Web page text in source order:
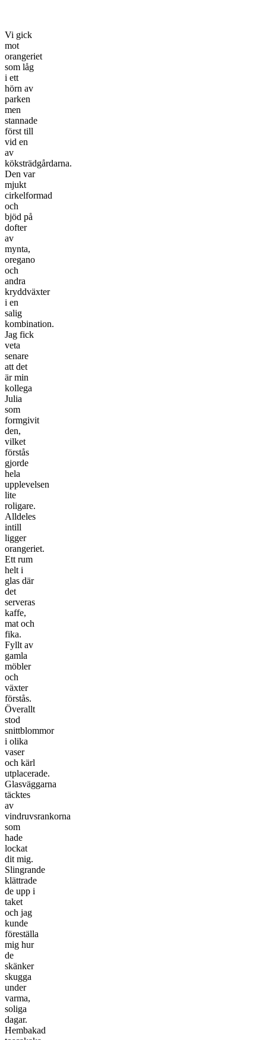
Vi gick
mot
orangeriet
som låg
i ett
hörn av
parken
men
stannade
först till
vid en
av
köksträdgårdarna.
Den var
mjukt
cirkelformad
och
bjöd på
dofter
av
mynta,
oregano
och
andra
kryddväxter
i en
salig
kombination.
Jag fick
veta
senare
att det
är min
kollega
Julia
som
formgivit
den,
vilket
förstås
gjorde
hela
upplevelsen
lite
roligare.
Alldeles
intill
ligger
orangeriet.
Ett rum
helt i
glas där
det
serveras
kaffe,
mat och
fika.
Fyllt av
gamla
möbler
och
växter
förstås.
Överallt
stod
snittblommor
i olika
vaser
och kärl
utplacerade.
Glasväggarna
täcktes
av
vindruvsrankorna
som
hade
lockat
dit mig.
Slingrande
klättrade
de upp i
taket
och jag
kunde
föreställa
mig hur
de
skänker
skugga
under
varma,
soliga
dagar.
Hembakad